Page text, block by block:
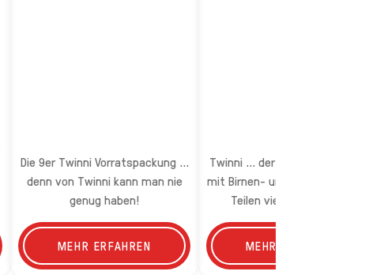
Die 9er Twinni Vorratspackung ...
denn von Twinni kann man nie
genug haben!
MEHR ERFAHREN
Twinni ... der fruchtige Klassiker
mit Birnen- und Orangeneis. Zum
Teilen viel zu schade …!
MEHR ERFAHREN